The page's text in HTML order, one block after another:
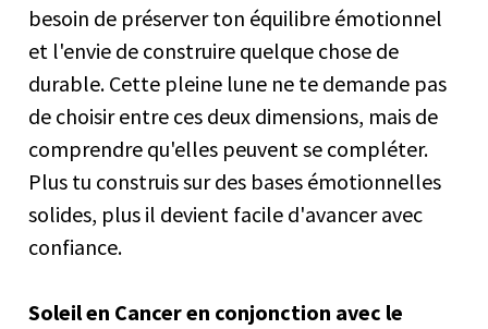
besoin de préserver ton équilibre émotionnel
et l'envie de construire quelque chose de
durable. Cette pleine lune ne te demande pas
de choisir entre ces deux dimensions, mais de
comprendre qu'elles peuvent se compléter.
Plus tu construis sur des bases émotionnelles
solides, plus il devient facile d'avancer avec
confiance.
Soleil en Cancer en conjonction avec le